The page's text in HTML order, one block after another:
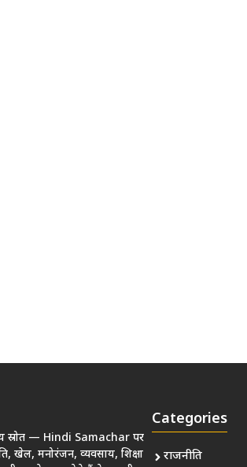
स्रोत — Hindi Samachar पर
खेल, मनोरंजन, व्यवसाय, शिक्षा
Categories
राजनीति